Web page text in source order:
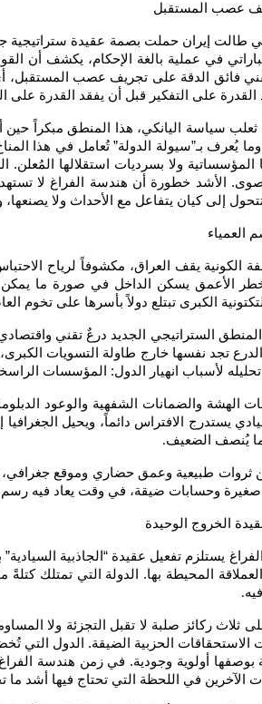
عصب المستقبل
طالت إيران حملت بصمة عقيدة
في عملية بالغة الإحكام، يكشف أن
فائق الدقة على تجريف عصب المستقبل، أي
على التفكير قبل أن يفقد القدرة على
سياسة اليانكي، هذا المنطق مبكراً حين
يُعرف بـ”سيولة الدولة” تُعامل في هذا
المؤسساتية ولا بسرديات استقلالها
الأشد خطورة أن هندسة الفراغ لا
إلى كيان يتفاعل مع الأحداث ولا
العمياء
الكونية يقف العراق، مكشوفاً لرياح
الأعمق يسكن الداخل في صورة ما يمكن
الكبرى تبتلع دولاً بأسرها على تخوم
الستراتيجي الجديد درعٌ تقني
الدرع تجد نفسها خارج طاولة التسويات
لأسباب انهيار الدول: المؤسسات
الهشة والضمانات الشفهية والوعود
يستدرج الافتراس دائماً، ويحيل
يُنصف الضعيف.
ثروات طبيعية وعمق حضاري وموقع جغرافي،
صغيرة وحسابات ضيقة، في وقت يعاد فيه
الخروج الوحيدة
يستلزم تفعيل عقيدة “الجاذبية
المحيطة بها. الدولة التي تمتلك
.
ثلاث ركائز صلبة لا تقبل التجزئة ولا
الحزبية الضيقة. الدول التي
بوصفها أولوية وجودية. في زمن هندسة
الآخرين في اللحظة التي تحتاج فيها أشد ما